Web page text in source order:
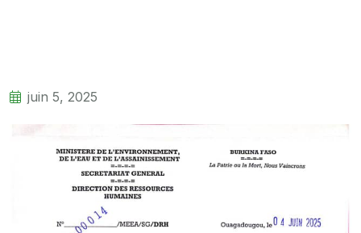
juin 5, 2025